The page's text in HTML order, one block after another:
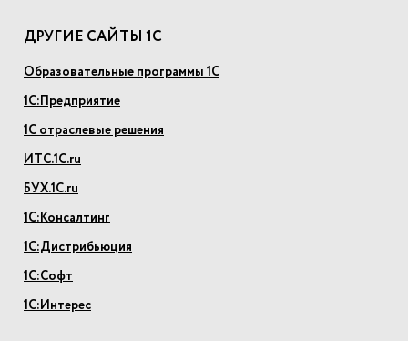
ДРУГИЕ САЙТЫ 1С
Образовательные программы 1С
1С:Предприятие
1С отраслевые решения
ИТС.1С.ru
БУХ.1С.ru
1С:Консалтинг
1С:Дистрибьюция
1С:Софт
1С:Интерес